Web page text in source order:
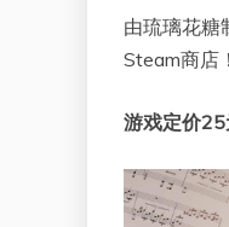
由琉璃花糖
Steam商店！
游戏定价25